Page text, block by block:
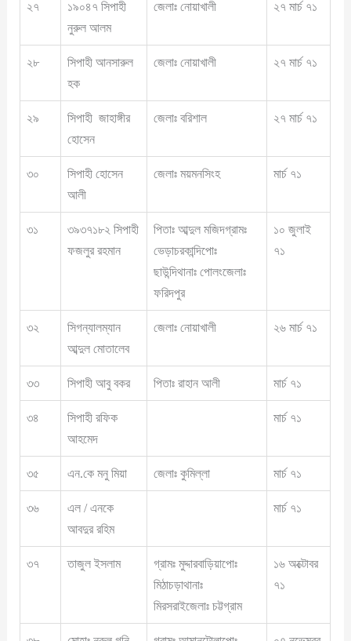
২৭
১৯০৪৭ সিপাহী
নুরুল আলম
জেলাঃ নোয়াখালী ২৭ মার্চ ৭১
২৮
সিপাহী আনসারুল
হক
জেলাঃ নোয়াখালী ২৭ মার্চ ৭১
২৯
সিপাহী জাহাঙ্গীর
হোসেন
জেলাঃ বরিশাল ২৭ মার্চ ৭১
৩০
সিপাহী হোসেন
আলী
জেলাঃ ময়মনসিংহ মার্চ ৭১
৩১
৩৯৩৭১৮২ সিপাহী
ফজলুর রহমান
পিতাঃ আব্দুল মজিদগ্রামঃ
ভেড়াচরকান্দিপোঃ
ছাউন্দিথানাঃ পোলংজেলাঃ
ফরিদপুর
১০ জুলাই
৭১
৩২
সিগন্যালম্যান
আব্দুল মোতালেব
জেলাঃ নোয়াখালী ২৬ মার্চ ৭১
৩৩ সিপাহী আবু বকর পিতাঃ রাহান আলী মার্চ ৭১
৩৪
সিপাহী রফিক
আহমেদ
মার্চ ৭১
৩৫ এন.কে মনু মিয়া জেলাঃ কুমিল্লা মার্চ ৭১
৩৬
এল / এনকে
আবদুর রহিম
মার্চ ৭১
৩৭ তাজুল ইসলাম
গ্রামঃ মুদ্দারবাড়িয়াপোঃ
মিঠাচড়াথানাঃ
মিরসরাইজেলাঃ চট্টগ্রাম
১৬ অক্টোবর
৭১